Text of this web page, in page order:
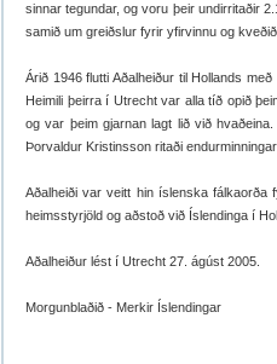
sinn­ar teg­und­ar, og voru þeir und­ir­ritaðir
samið um greiðslur fyr­ir yf­ir­vinnu og
Árið 1946 flutti Aðal­heiður til Hol­lands
Heim­ili þeirra í Utrecht var alla tíð opið
og var þeim gjarn­an lagt lið við
Þor­vald­ur Krist­ins­son ritaði
Aðal­heiði var veitt hin ís­lenska
heims­styrj­öld og aðstoð við Íslend­inga í
Aðal­heiður lést í Utrecht 27. ág­úst 2005.
Morgunblaðið - Merkir Íslendingar